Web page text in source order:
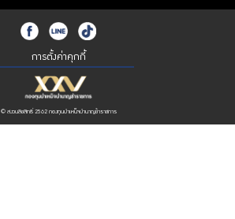
การตั้งค่าคุกกี้
© สงวนลิขสิทธิ์ 2562 กองทุนบำเหน็จบำนาญข้าราชการ